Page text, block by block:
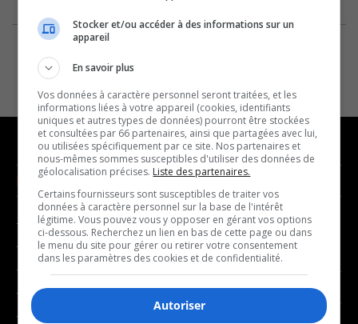
NOUVELLES
- Affaires municipales
- Communauté / Social
- Culture
- Économie
- Éducation
MUSIQUE
- Décompte franco
- Joué récemment
BALADOS
Stocker et/ou accéder à des informations sur un
appareil
En savoir plus
Vos données à caractère personnel seront traitées, et les
informations liées à votre appareil (cookies, identifiants
uniques et autres types de données) pourront être stockées
et consultées par 66 partenaires, ainsi que partagées avec lui,
ou utilisées spécifiquement par ce site. Nos partenaires et
nous-mêmes sommes susceptibles d'utiliser des données de
géolocalisation précises. Liste des partenaires.
Certains fournisseurs sont susceptibles de traiter vos
données à caractère personnel sur la base de l'intérêt
légitime. Vous pouvez vous y opposer en gérant vos options
ci-dessous. Recherchez un lien en bas de cette page ou dans
le menu du site pour gérer ou retirer votre consentement
dans les paramètres des cookies et de confidentialité.
Autoriser